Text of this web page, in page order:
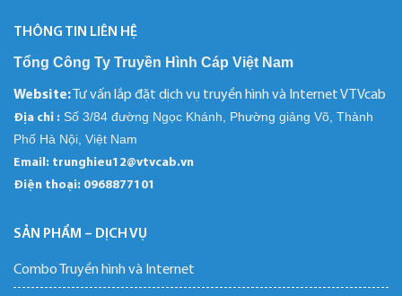
THÔNG TIN LIÊN HỆ
Tổng Công Ty Truyền Hình Cáp Việt Nam
Website: Tư vấn lắp đặt dịch vụ truyền hình và Internet VTVcab
Địa chỉ : Số 3/84 đường Ngọc Khánh, Phường giảng Võ, Thành
Phố Hà Nội, Việt Nam
Email: trunghieu12@vtvcab.vn
Điện thoại: 0968877101
SẢN PHẨM – DỊCH VỤ
Combo Truyền hình và Internet